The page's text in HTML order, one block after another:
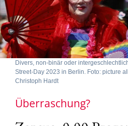
Divers, non-binär oder
Street-Day 2023 in Berlin. Foto: picture
Christoph Hardt
Überraschung?